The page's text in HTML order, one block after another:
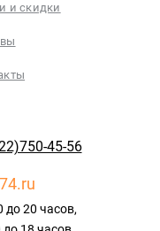
и скидки
45-56
до 20 часов,